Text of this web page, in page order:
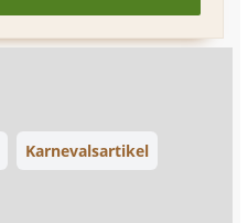
Karnevalsartikel